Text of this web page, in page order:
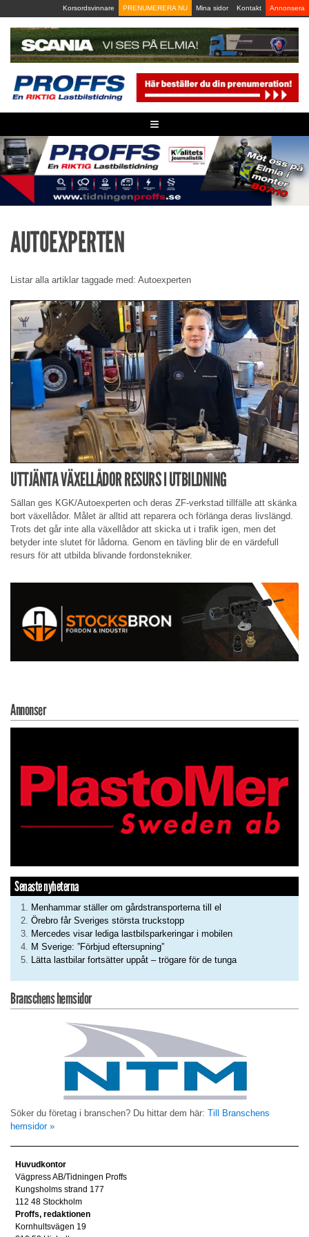
to
content
Korsordsvinnare PRENUMERERA NU Mina sidor Kontakt Annonsera
≡
AUTOEXPERTEN
Listar alla artiklar taggade med: Autoexperten
UTTJÄNTA VÄXELLÅDOR RESURS I UTBILDNING
Sällan ges KGK/Autoexperten och deras ZF-verkstad tillfälle att skänka
bort växellådor. Målet är alltid att reparera och förlänga deras livslängd.
Trots det går inte alla växellådor att skicka ut i trafik igen, men det
betyder inte slutet för lådorna. Genom en tävling blir de en värdefull
resurs för att utbilda blivande fordonstekniker.
Annonser
Senaste nyheterna
Menhammar ställer om gårdstransporterna till el
Örebro får Sveriges största truckstopp
Mercedes visar lediga lastbilsparkeringar i mobilen
M Sverige: ”Förbjud eftersupning”
Lätta lastbilar fortsätter uppåt – trögare för de tunga
Branschens hemsidor
Söker du företag i branschen? Du hittar dem här: Till Branschens
hemsidor »
Huvudkontor
Vägpress AB/Tidningen Proffs
Kungsholms strand 177
112 48 Stockholm
Proffs, redaktionen
Kornhultsvägen 19